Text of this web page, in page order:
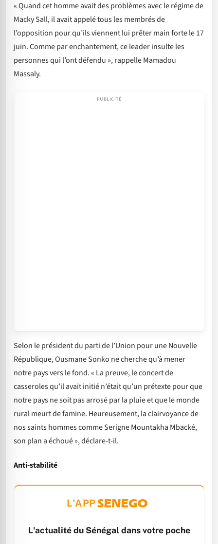
« Quand cet homme avait des problèmes avec le régime de
Macky Sall, il avait appelé tous les membrés de
l’opposition pour qu’ils viennent lui prêter main forte le 17
juin. Comme par enchantement, ce leader insulte les
personnes qui l’ont défendu », rappelle Mamadou
Massaly.
Selon le président du parti de l’Union pour une Nouvelle
République, Ousmane Sonko ne cherche qu’à mener
notre pays vers le fond. « La preuve, le concert de
casseroles qu’il avait initié n’était qu’un prétexte pour que
notre pays ne soit pas arrosé par la pluie et que le monde
rural meurt de famine. Heureusement, la clairvoyance de
nos saints hommes comme Serigne Mountakha Mbacké,
son plan a échoué », déclare-t-il.
Anti-stabilité
L'APP
L'actualité du Sénégal dans votre poche